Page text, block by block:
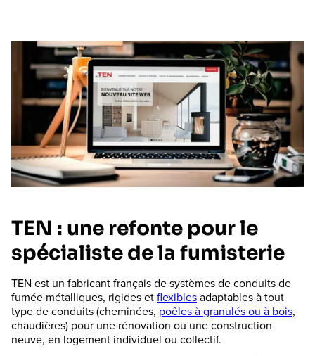
TEN : une refonte pour le
spécialiste de la fumisterie
TEN est un fabricant français de systèmes de conduits de
fumée métalliques, rigides etflexiblesadaptables à tout
type de conduits (cheminées, poêles à granulés ou à bois,
chaudières) pour une rénovation ou une construction
neuve, en logement individuel ou collectif.